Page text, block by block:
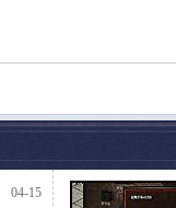
04-15